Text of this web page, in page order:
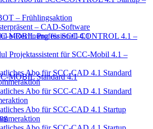
MOBIL Professionell 4.1
MOBIL Standard 4.1
– Frühlingsaktion
– CAD-Software
e-Rechnung für SCC-CONTROL 4.1 –
Projektassistent für SCC-Mobil 4.1 –
Abo für SCC-CAD 4.1 Standard
Abo für SCC-CAD 4.1 Standard
Abo für SCC-CAD 4.1 Startup